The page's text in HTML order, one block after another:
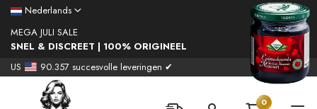
Nederlands
MEGA JULI SALE
SNEL & DISCREET | 100% ORIGINEEL
US
90.357 succesvolle leveringen ✔
0